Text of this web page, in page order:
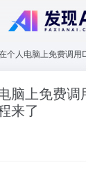
个人电脑上免费调用
脑上免费调
来了